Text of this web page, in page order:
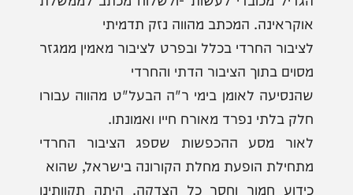
אוקראינה. המכתב מהווה נזק תדמיתי
לציבור החרדי בכלל ובפרט לציבור מאמין ממגזר
מסוים בתוך הציבור הדתי והחרדי
שהנסיעה לאומן בימי ר"ה הבעל"ט מהווה עבורו
חלק בלתי נפרד מאורח חייו ואמונתו.
לאור מסע ההכפשות שספג הציבור החרדי
מתחילת הופעת מחלת הקורונה בישראל, שהוא
כידוע חמור וחסר כל הצדקה. היתה תקוותינו